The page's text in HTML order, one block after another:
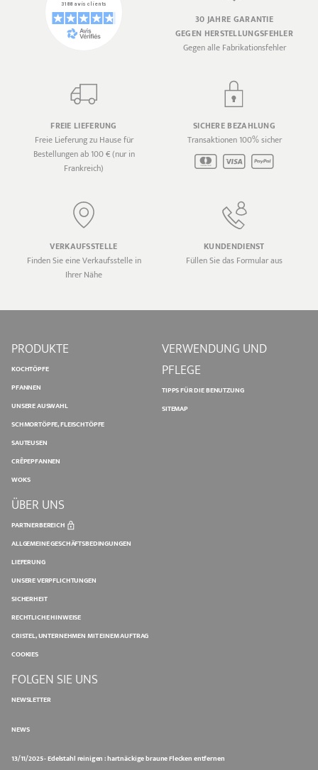
30 JAHRE GARANTIE
GEGEN HERSTELLUNGSFEHLER
Gegen alle Fabrikationsfehler
FREIE LIEFERUNG
Freie Lieferung zu Hause für
Bestellungen ab 100 € (nur in
Frankreich)
SICHERE BEZAHLUNG
Transaktionen 100% sicher
VERKAUFSSTELLE
Finden Sie eine Verkaufsstelle in
Ihrer Nähe
KUNDENDIENST
Füllen Sie das Formular aus
PRODUKTE
KOCHTÖPFE
PFANNEN
UNSERE AUSWAHL
SCHMORTÖPFE, FLEISCHTÖPFE
SAUTEUSEN
CRÊPEPFANNEN
WOKS
VERWENDUNG UND
PFLEGE
TIPPS FÜR DIE BENUTZUNG
SITEMAP
ÜBER UNS
PARTNERBEREICH
ALLGEMEINE GESCHÄFTSBEDINGUNGEN
LIEFERUNG
UNSERE VERPFLICHTUNGEN
SICHERHEIT
RECHTLICHE HINWEISE
CRISTEL, UNTERNEHMEN MIT EINEM AUFTRAG
COOKIES
FOLGEN SIE UNS
NEWSLETTER
NEWS
13/11/2025 - Edelstahl reinigen : hartnäckige braune Flecken entfernen